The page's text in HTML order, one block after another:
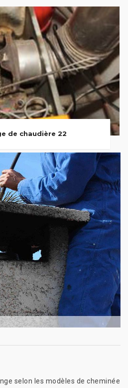
de chaudière 22
selon les modèles de cheminée